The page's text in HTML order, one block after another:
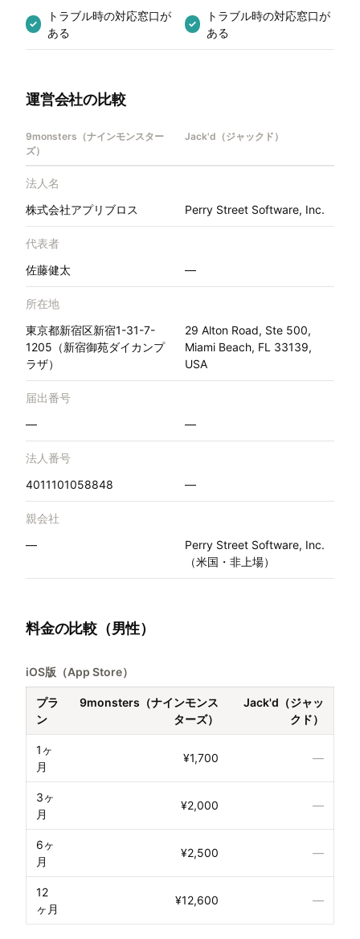
✓
トラブル時の対応窓口が
ある
✓
トラブル時の対応窓口が
ある
運営会社の比較
9monsters（ナインモンスター
ズ）
Jack'd（ジャックド）
法人名
株式会社アプリブロス
Perry Street Software, Inc.
代表者
佐藤健太
—
所在地
東京都新宿区新宿1-31-7-
1205（新宿御苑ダイカンプ
ラザ）
29 Alton Road, Ste 500,
Miami Beach, FL 33139,
USA
届出番号
—
—
法人番号
4011101058848
—
親会社
—
Perry Street Software, Inc.
（米国・非上場）
料金の比較（男性）
iOS版（App Store）
プラ
ン
9monsters（ナインモンス
ターズ）
Jack'd（ジャッ
クド）
1ヶ
月
¥1,700 —
3ヶ
月
¥2,000 —
6ヶ
月
¥2,500 —
12
ヶ月
¥12,600 —